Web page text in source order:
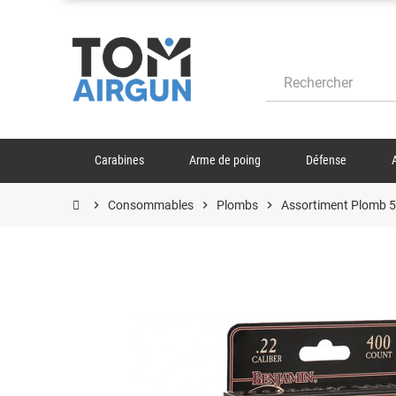
Carabines Arme de poing Défense
chevron_right Consommables chevron_right Plombs chevron_right Assortiment Plomb